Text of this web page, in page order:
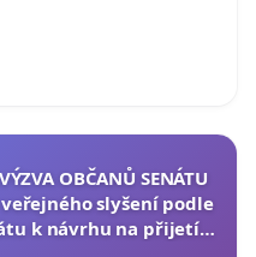
OBČANŮ SENÁTU
veřejného slyšení podle
k návrhu na přijetí